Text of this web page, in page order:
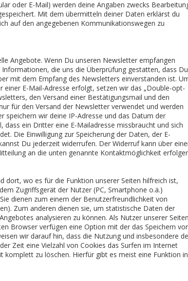
oder E-Mail) werden deine Angaben zwecks
Mit dem übermitteln deiner Daten erklärst du
auf den angegebenen Kommunikationswegen zu
Angebote. Wenn Du unseren Newsletter empfangen
die uns die Überprüfung gestatten, dass Du
mit dem Empfang des Newsletters einverstanden ist.
E-Mail-Adresse erfolgt, setzen wir das „Double-opt-
den Versand einer Bestätigungsmail und den
für den Versand der Newsletter verwendet und werden
wir deine IP-Adresse und das Datum der
dass ein Dritter eine E-Mailadresse missbraucht und sich
Die Einwilligung zur Speicherung der Daten, der E-
Du jederzeit widerrufen. Der Widerruf kann über
an die unten genannte Kontaktmöglichkeit
dort, wo es für die Funktion unserer Seiten hilfreich ist,
Zugriffsgerät der Nutzer (PC, Smartphone o.ä.)
dienen zum einem der Benutzerfreundlichkeit von
Zum anderen dienen sie, um statistische Daten der
analysieren zu können. Als Nutzer unserer Seiten
Browser verfügen eine Option mit der das Speichern
wir darauf hin, dass die Nutzung und insbesondere
Zeit eine Vielzahl von Cookies das Surfen im Internet
zu löschen. Hierfür gibt es meist eine Funktion in